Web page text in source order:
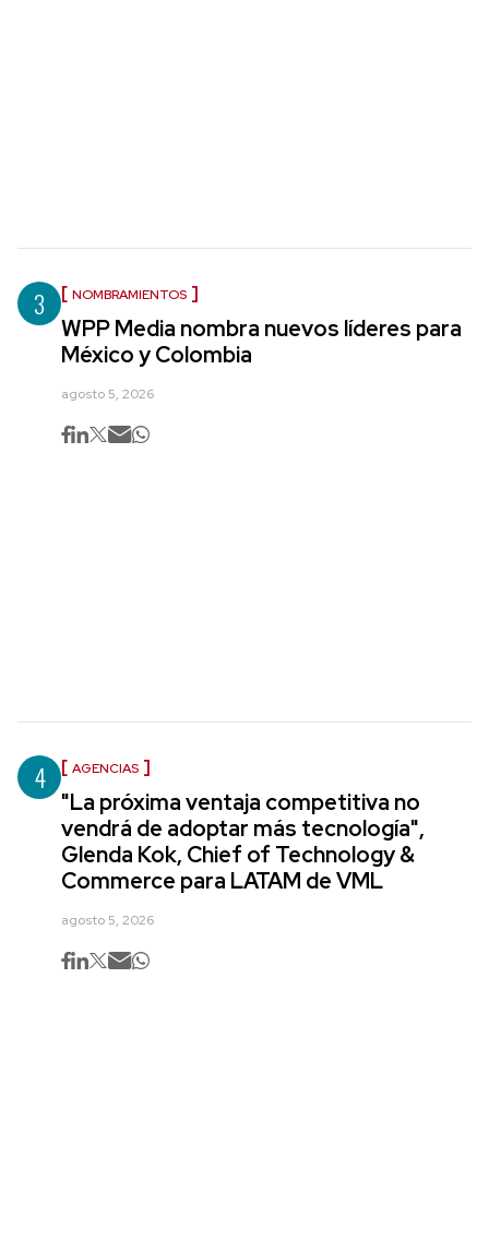
3 NOMBRAMIENTOS
WPP Media nombra nuevos líderes para
México y Colombia
agosto 5, 2026
4 AGENCIAS
"La próxima ventaja competitiva no
vendrá de adoptar más tecnología",
Glenda Kok, Chief of Technology &
Commerce para LATAM de VML
agosto 5, 2026